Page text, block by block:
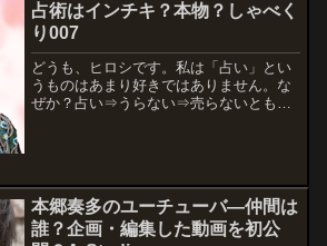
占術はインチキ？本物？しゃべく
り007
どうも、ヒロシです。私は「占い」とい
うものはあまり好きではありません。な
ぜか？占い⇒うらない⇒売らないともな
も信じな...
本郷奏多のユーチューバ―仲間は
誰？企画・編集した動画を初公